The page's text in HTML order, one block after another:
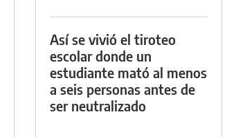
Así se vivió el tiroteo
escolar donde un
estudiante mató al menos
a seis personas antes de
ser neutralizado